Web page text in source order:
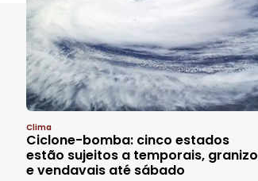
Clima
Ciclone-bomba: cinco estados
estão sujeitos a temporais, granizo
e vendavais até sábado